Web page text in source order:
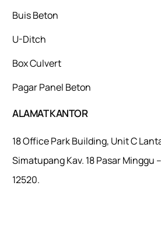
Buis Beton
U-Ditch
Box Culvert
Pagar Panel Beton
ALAMAT KANTOR
18 Office Park Building, Unit C
Simatupang Kav. 18 Pasar Minggu
12520.